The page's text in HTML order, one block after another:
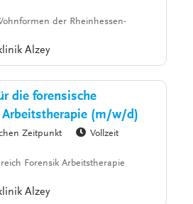
der Rheinhessen-
Alzey
die forensische
(m/w/d)
Zeitpunkt
Vollzeit
Forensik Arbeitstherapie
Alzey